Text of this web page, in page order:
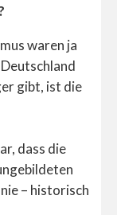
waren ja
gibt, ist die
dass die
– historisch